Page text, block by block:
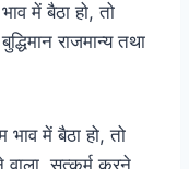
में बैठा हो, तो
राजमान्य तथा
में बैठा हो, तो